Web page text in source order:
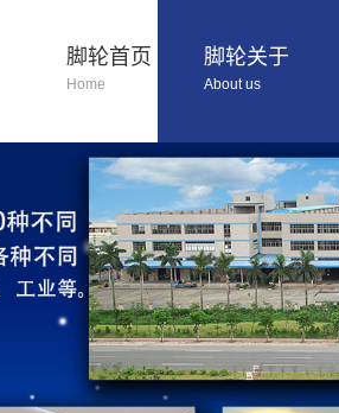
脚轮首页
Home
脚轮关于
About us